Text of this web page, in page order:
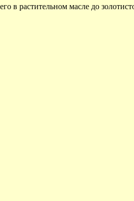
в растительном масле до